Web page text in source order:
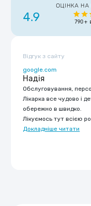
ОЦІНКА
4.9 790+
Відгук з сайту
google.com
Надія
Обслуговування,
Лікарка все чудово і
обережно в швидко.
Лікуємось тут всією
Докладніше читати